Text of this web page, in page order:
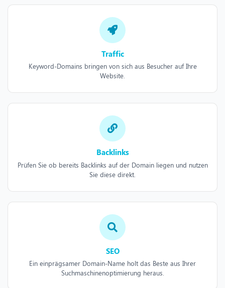
Traffic
Keyword-Domains bringen von sich aus Besucher auf Ihre
Website.
Backlinks
Prüfen Sie ob bereits Backlinks auf der Domain liegen und nutzen
Sie diese direkt.
SEO
Ein einprägsamer Domain-Name holt das Beste aus Ihrer
Suchmaschinenoptimierung heraus.